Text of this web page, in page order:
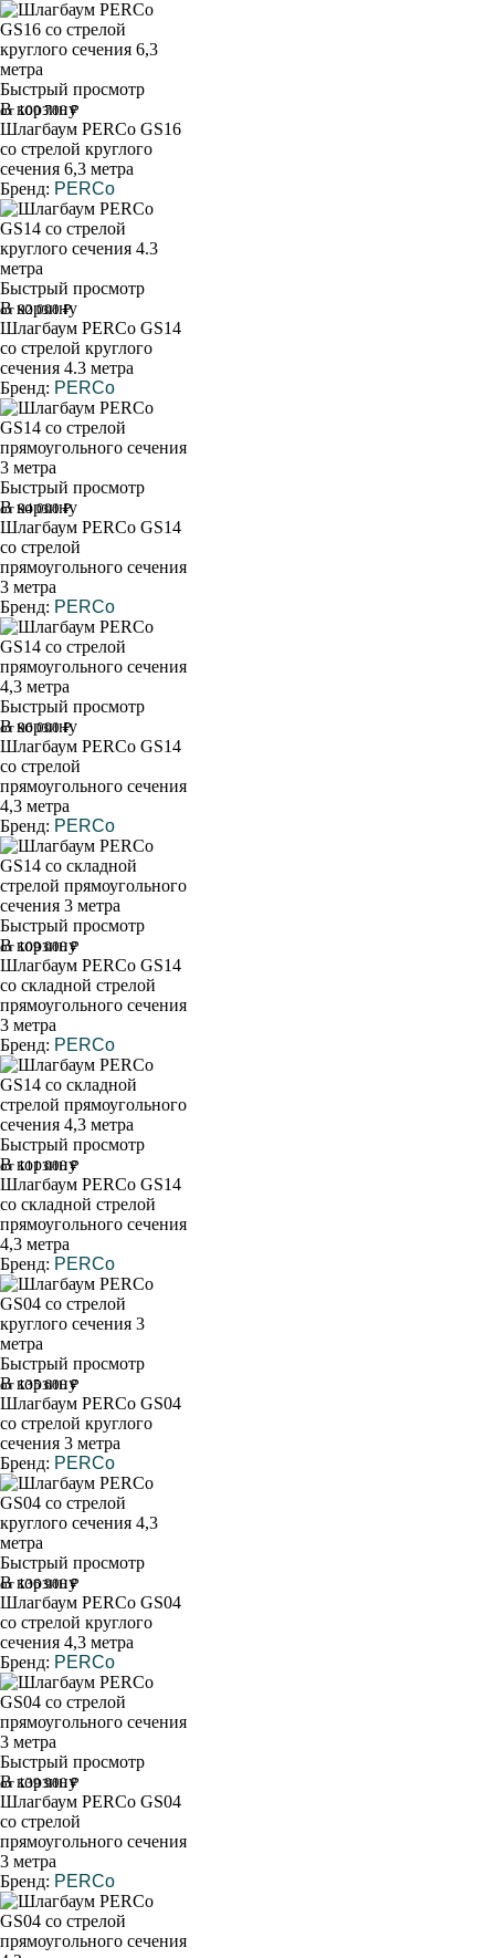
Быстрый просмотр
В корзину
от 100 700 ₽
Шлагбаум PERCo GS16
со стрелой круглого
сечения 6,3 метра
Бренд: PERCo
Быстрый просмотр
В корзину
от 92 000 ₽
Шлагбаум PERCo GS14
со стрелой круглого
сечения 4.3 метра
Бренд: PERCo
Быстрый просмотр
В корзину
от 94 000 ₽
Шлагбаум PERCo GS14
со стрелой
прямоугольного сечения
3 метра
Бренд: PERCo
Быстрый просмотр
В корзину
от 96 000 ₽
Шлагбаум PERCo GS14
со стрелой
прямоугольного сечения
4,3 метра
Бренд: PERCo
Быстрый просмотр
В корзину
от 109 000 ₽
Шлагбаум PERCo GS14
со складной стрелой
прямоугольного сечения
3 метра
Бренд: PERCo
Быстрый просмотр
В корзину
от 111 000 ₽
Шлагбаум PERCo GS14
со складной стрелой
прямоугольного сечения
4,3 метра
Бренд: PERCo
Быстрый просмотр
В корзину
от 135 600 ₽
Шлагбаум PERCo GS04
со стрелой круглого
сечения 3 метра
Бренд: PERCo
Быстрый просмотр
В корзину
от 136 900 ₽
Шлагбаум PERCo GS04
со стрелой круглого
сечения 4,3 метра
Бренд: PERCo
Быстрый просмотр
В корзину
от 139 900 ₽
Шлагбаум PERCo GS04
со стрелой
прямоугольного сечения
3 метра
Бренд: PERCo